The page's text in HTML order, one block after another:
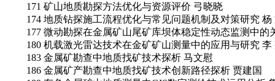
171 矿山地质勘探方法优化与资源评价 弓晓晓
174 地质钻探施工流程优化与常见问题机制及对策研究 杨
177 微动勘探在金属矿山尾矿库坝体稳定性动态监测中的
180 机载激光雷达技术在金矿矿山测量中的应用与研究 李
183 金属矿勘查中地质找矿技术探析 马文慰
186 金属矿产勘查中地质找矿技术创新路径探析 贾建国